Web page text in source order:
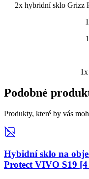
2x hybridní sklo Grizz
Podobné
Produkty, které by vás
Hybidní sklo na
Protect VIVO S19